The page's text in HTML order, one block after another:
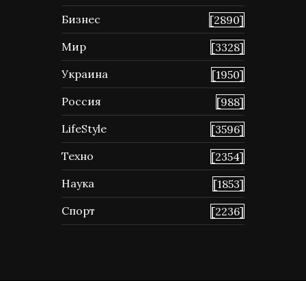
Бизнес
[2890]
Мир
[3328]
Украина
[1950]
Россия
[988]
LifeStyle
[3596]
Техно
[2354]
Наука
[1853]
Спорт
[2236]